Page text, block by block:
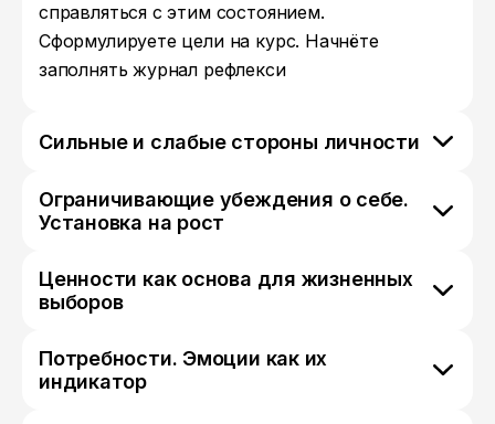
справляться с этим состоянием.
Сформулируете цели на курс. Начнёте
заполнять журнал рефлекси
Сильные и слабые стороны личности
Ограничивающие убеждения о себе.
Установка на рост
Ценности как основа для жизненных
выборов
Потребности. Эмоции как их
индикатор